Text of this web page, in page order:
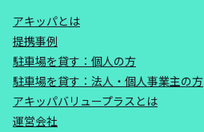
アキッパとは
提携事例
駐車場を貸す：個人の方
駐車場を貸す：法人・個人事業主の方
アキッパバリュープラスとは
運営会社